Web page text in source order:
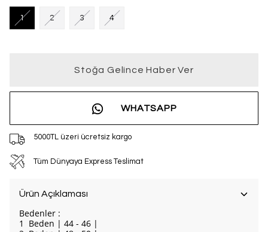
1 2 3 4
Stoğa Gelince Haber Ver
WHATSAPP
5000TL üzeri ücretsiz kargo
Tüm Dünyaya Express Teslimat
Ürün Açıklaması
Bedenler :
1 Beden | 44 - 46 |